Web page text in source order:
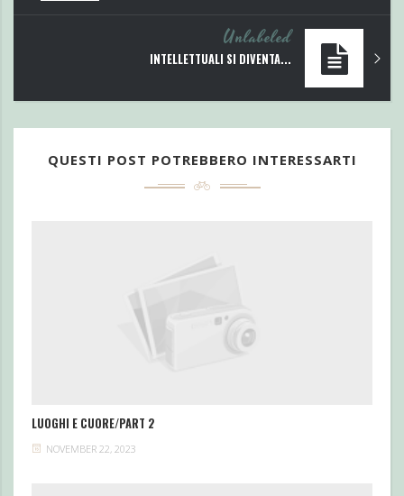
Unlabeled
INTELLETTUALI SI DIVENTA...
QUESTI POST POTREBBERO INTERESSARTI
LUOGHI E CUORE/PART 2
NOVEMBER 22, 2023